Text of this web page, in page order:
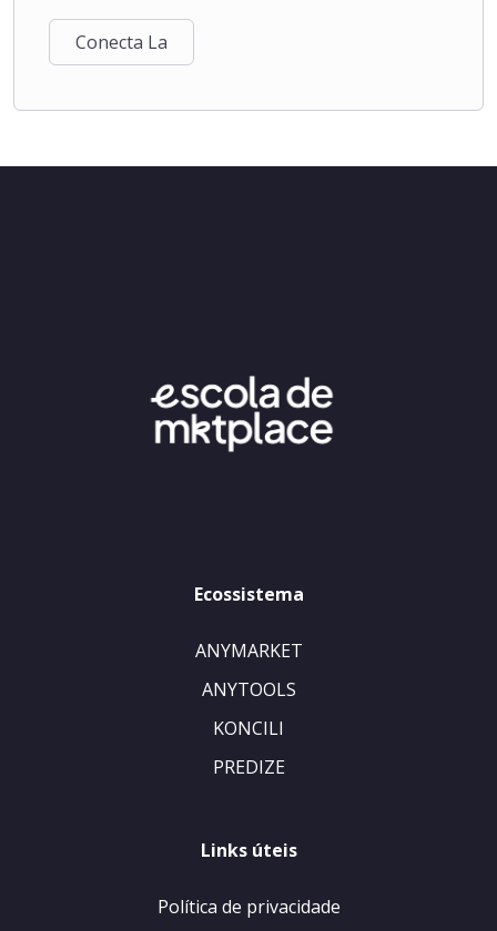
Conecta La
Ecossistema
ANYMARKET
ANYTOOLS
KONCILI
PREDIZE
Links úteis
Política de privacidade